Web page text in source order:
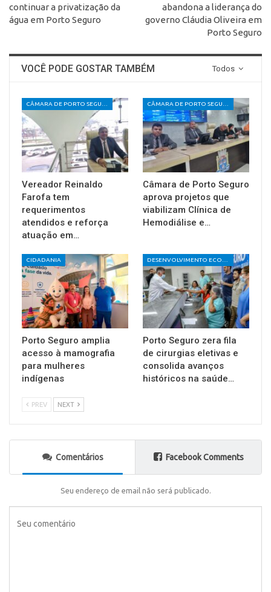
continuar a privatização da
água em Porto Seguro
abandona a liderança do
governo Cláudia Oliveira em
Porto Seguro
Todos
VOCÊ PODE GOSTAR TAMBÉM
Vereador Reinaldo
Farofa tem
requerimentos
atendidos e reforça
atuação em…
Câmara de Porto Seguro
aprova projetos que
viabilizam Clínica de
Hemodiálise e…
CIDADANIA
Porto Seguro amplia
acesso à mamografia
para mulheres
indígenas
Porto Seguro zera fila
de cirurgias eletivas e
consolida avanços
históricos na saúde…
PREV NEXT
Comentários Facebook Comments
Seu endereço de email não será publicado.